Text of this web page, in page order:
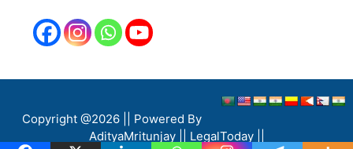
Copyright @2026 || Powered By
AdityaMritunjay || LegalToday ||